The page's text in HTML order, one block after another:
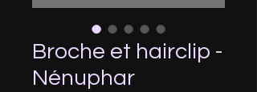
Broche et hairclip -
Nénuphar